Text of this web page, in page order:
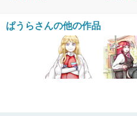
ぱうらさんの他の作品